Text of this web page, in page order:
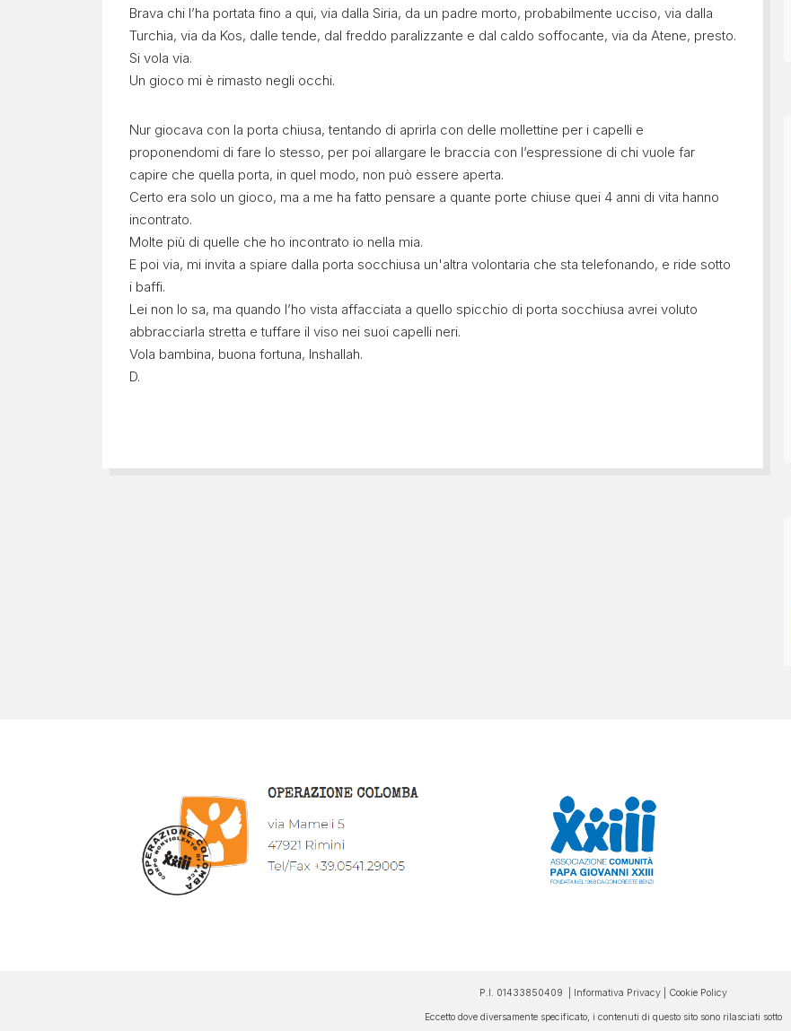
Brava chi l’ha portata fino a qui, via dalla Siria, da un padre morto, probabilmente ucciso, via dalla
Turchia, via da Kos, dalle tende, dal freddo paralizzante e dal caldo soffocante, via da Atene, presto.
Si vola via.
Un gioco mi è rimasto negli occhi.
Nur giocava con la porta chiusa, tentando di aprirla con delle mollettine per i capelli e
proponendomi di fare lo stesso, per poi allargare le braccia con l’espressione di chi vuole far
capire che quella porta, in quel modo, non può essere aperta.
Certo era solo un gioco, ma a me ha fatto pensare a quante porte chiuse quei 4 anni di vita hanno
incontrato.
Molte più di quelle che ho incontrato io nella mia.
E poi via, mi invita a spiare dalla porta socchiusa un'altra volontaria che sta telefonando, e ride sotto
i baffi.
Lei non lo sa, ma quando l’ho vista affacciata a quello spicchio di porta socchiusa avrei voluto
abbracciarla stretta e tuffare il viso nei suoi capelli neri.
Vola bambina, buona fortuna, Inshallah.
D.
P.I. 01433850409 | Informativa Privacy Cookie Policy
Eccetto dove diversamente specificato, i contenuti di questo sito sono rilasciati sotto